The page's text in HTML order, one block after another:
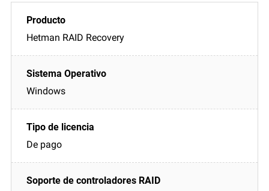
Hetman RAID Recovery
Windows
De pago